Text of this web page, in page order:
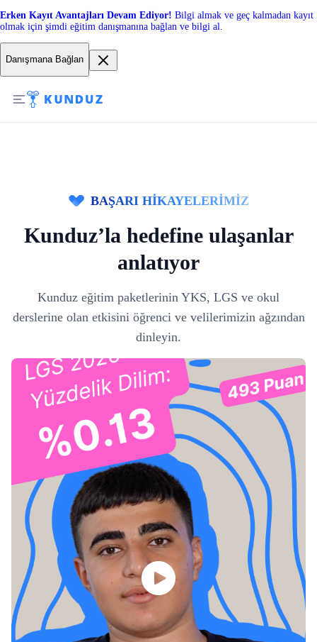
Erken Kayıt Avantajları Devam Ediyor! Bilgi almak ve geç kalmadan kayıt
olmak için şimdi eğitim danışmanına bağlan ve bilgi al.
Danışmana Bağlan
BAŞARI HİKAYELERİMİZ
Kunduz’la hedefine ulaşanlar
anlatıyor
Kunduz eğitim paketlerinin YKS, LGS ve okul
derslerine olan etkisini öğrenci ve velilerimizin ağzından
dinleyin.